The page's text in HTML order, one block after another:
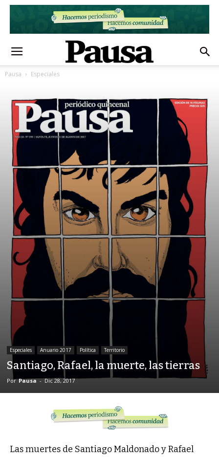
Pausa Especiales
Especiales Anuario 2017 Política Territorio
Santiago, Rafael, la muerte, las tierras
Por Pausa - Dic 28, 2017
Las muertes de Santiago Maldonado y Rafael